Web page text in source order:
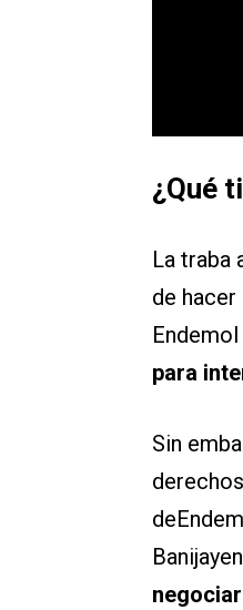
¿Qué
La traba
de
para
Sin